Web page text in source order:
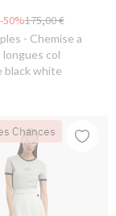
175,00 €
-50%
- Chemise a
longues col
black white
Chances